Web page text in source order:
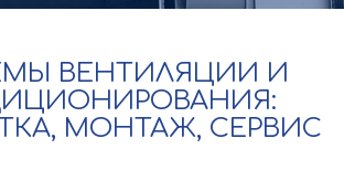
ВЕНТИЛЯЦИИ И
МОНТАЖ, СЕРВИС